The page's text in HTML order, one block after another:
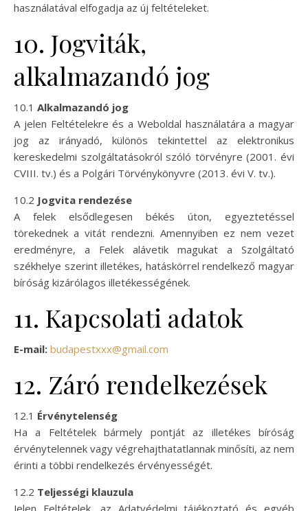
használatával elfogadja az új feltételeket.
10. Jogviták,
alkalmazandó jog
10.1 Alkalmazandó jog
A jelen Feltételekre és a Weboldal használatára a magyar
jog az irányadó, különös tekintettel az elektronikus
kereskedelmi szolgáltatásokról szóló törvényre (2001. évi
CVIII. tv.) és a Polgári Törvénykönyvre (2013. évi V. tv.).
10.2 Jogvita rendezése
A felek elsődlegesen békés úton, egyeztetéssel
törekednek a vitát rendezni. Amennyiben ez nem vezet
eredményre, a Felek alávetik magukat a Szolgáltató
székhelye szerint illetékes, hatáskörrel rendelkező magyar
bíróság kizárólagos illetékességének.
11. Kapcsolati adatok
E-mail: budapestxxx@gmail.com
12. Záró rendelkezések
12.1 Érvénytelenség
Ha a Feltételek bármely pontját az illetékes bíróság
érvénytelennek vagy végrehajthatatlannak minősíti, az nem
érinti a többi rendelkezés érvényességét.
12.2 Teljességi klauzula
Jelen Feltételek, az Adatvédelmi tájékoztató és egyéb